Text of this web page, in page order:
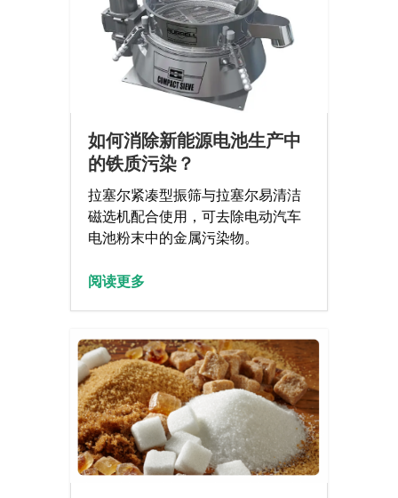
如何消除新能源电池生产中
的铁质污染？
拉塞尔紧凑型振筛与拉塞尔易清洁
磁选机配合使用，可去除电动汽车
电池粉末中的金属污染物。
阅读更多